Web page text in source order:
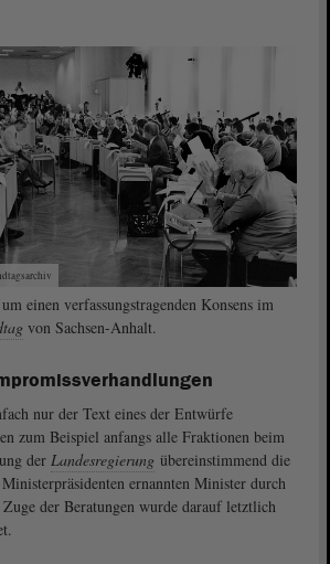
einen verfassungstragenden Konsens im
von Sachsen-Anhalt.
nur der Text eines der Entwürfe
zum Beispiel anfangs alle Fraktionen beim
der Landesregierung übereinstimmend die
ernannten Minister durch
der Beratungen wurde darauf letztlich